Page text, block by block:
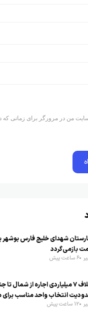
من در مرورگر برای زمانی که
شهدای خلیج فارس بوشهر
بازمی‌گردد
6 ساعت پیش
اختلاف ۷ میلیاردی اجاره از
انتخاب واحد مناسب برای
12 ساعت پیش